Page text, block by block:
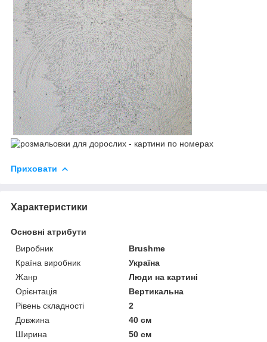
Приховати
Характеристики
Основні атрибути
Виробник
Brushme
Країна виробник
Україна
Жанр
Люди на картині
Орієнтація
Вертикальна
Рівень складності
2
Довжина
40 см
Ширина
50 см